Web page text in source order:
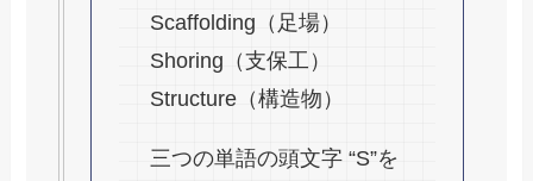
Scaffolding（足場）
Shoring（支保工）
Structure（構造物）
三つの単語の頭文字 “S”を